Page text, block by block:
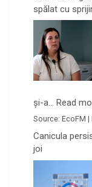
spălat cu
și-a… Read
Source: EcoFM |
Canicula
joi